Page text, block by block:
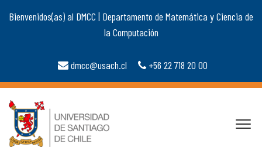
Bienvenidos(as) al DMCC | Departamento de Matemática y Ciencia de
la Computación
dmcc@usach.cl +56 22 718 20 00